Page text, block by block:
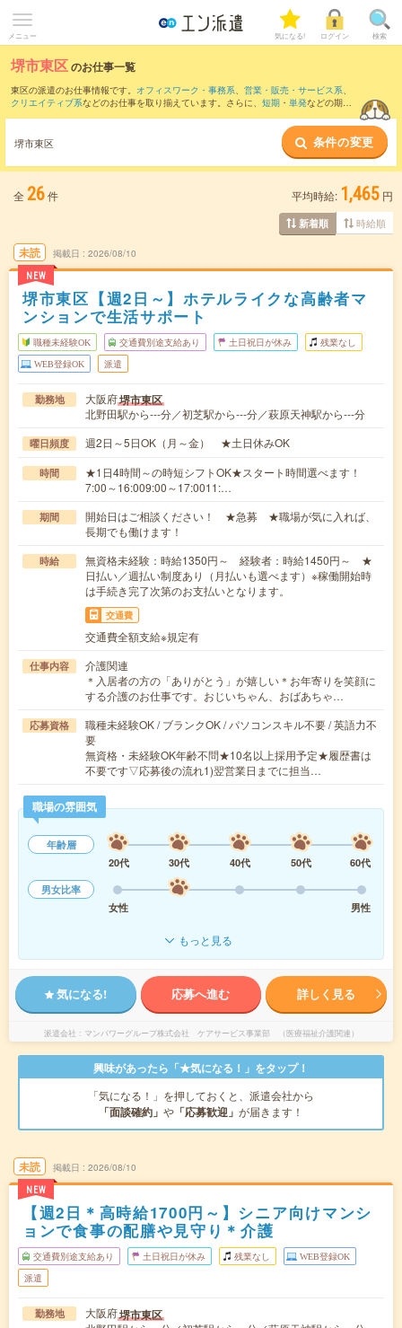
メニュー 気になる! ログイン 検索
堺市東区のお仕事一覧
東区の派遣のお仕事情報です。 オフィスワーク・事務系、 営業・販売・サービス系、
クリエイティブ系などのお仕事を取り揃えています。さらに、 短期 ・ 単発などの期間
また、住吉区
など隣接エリアのお仕事もご確認い
ただけます。
堺市東区 条件の変更
全 26件 平均時給: 1,465 円
新着順 時給順
未読
NEW
掲載日 2026/08/10
堺市東区【週2日～】ホテルライクな高齢者マ
ンションで生活サポート
職種未経験OK 交通費別途支給あり 土日祝日が休み 残業なし
WEB登録OK 派遣
勤務地 大阪府堺市東区
北野田駅から---分／初芝駅から---分／萩原天神駅から---分
曜日頻度 週2日～5日OK（月～金） ★土日休みOK
時間
★1日4時間～の時短シフトOK★スタート時間選べます！
7:00～16:009:00～17:0011:…
期間
開始日はご相談ください！ ★急募 ★職場が気に入れば、
長期でも働けます！
時給
無資格未経験：時給1350円～ 経験者：時給1450円～ ★
日払い／週払い制度あり（月払いも選べます）※稼働開始時
は手続き完了次第のお支払いとなります。
交通費
交通費全額支給※規定有
仕事内容
介護関連
＊入居者の方の「ありがとう」が嬉しい＊お年寄りを笑顔に
する介護のお仕事です。おじいちゃん、おばあちゃ…
応募資格
職種未経験OK / ブランクOK / パソコンスキル不要 / 英語力不
要
無資格・未経験OK年齢不問★10名以上採用予定★履歴書は
不要です▽応募後の流れ1)翌営業日までに担当…
職場の雰囲気
年齢層
20代
30代 40代 50代
60代
男女比率
女性
男性
もっと見る
気になる! 応募へ進む 詳しく見る
派遣会社 マンパワーグループ株式会社 ケアサービス事業部 （医療福祉介護関連）
興味があったら「★気になる！」をタップ！
「気になる！」を押しておくと、派遣会社から
「面談確約」 や 「応募歓迎」 が届きます！
未読
NEW
掲載日 2026/08/10
【週2日＊高時給1700円～】シニア向けマンシ
ョンで食事の配膳や見守り＊介護
交通費別途支給あり 土日祝日が休み 残業なし WEB登録OK
派遣
勤務地 大阪府堺市東区